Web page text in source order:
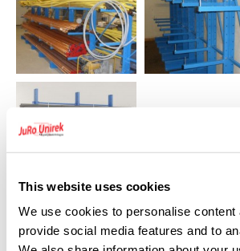
This website uses cookies
We use cookies to personalise content
provide social media features and to